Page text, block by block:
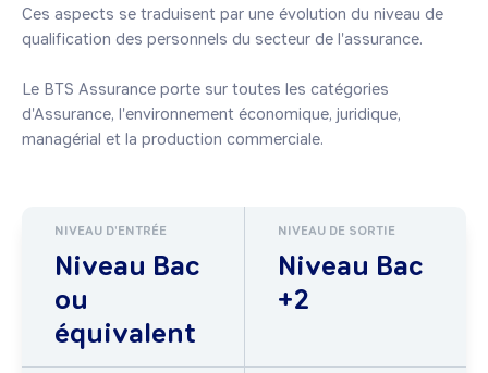
Ces aspects se traduisent par une évolution du niveau de
qualification des personnels du secteur de l'assurance.
Le BTS Assurance porte sur toutes les catégories
d'Assurance, l'environnement économique, juridique,
managérial et la production commerciale.
NIVEAU D'ENTRÉE
Niveau Bac
ou
équivalent
NIVEAU DE SORTIE
Niveau Bac
+2